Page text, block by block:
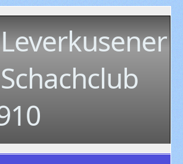
Leverkusener
Schachclub